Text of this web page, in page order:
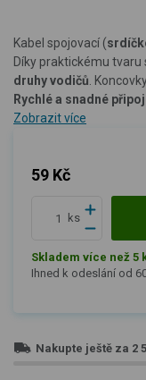
Kabel spojovací (
Díky praktickému
druhy vodičů .
Rychlé a snadné
Zobrazit více
59 Kč
ks
Skladem více než 5
Ihned k odeslání od
Nakupte ještě za 2